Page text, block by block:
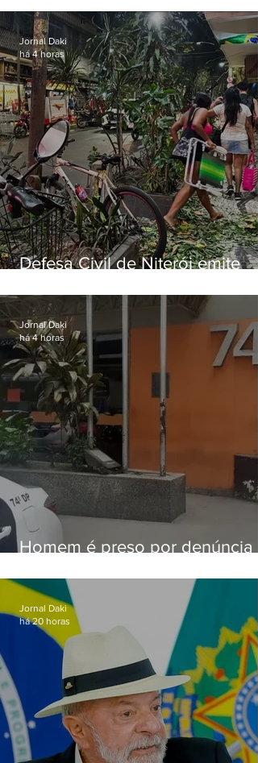
ventos fortes nesta sexta (7)
Defesa Civil de Niterói emite
sexta-feira (07)
Jornal Daki
há 4 horas
Homem é preso por denúncia
Alcântara
Jornal Daki
há 4 horas
Jornal Daki
há 20 horas